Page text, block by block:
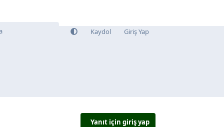
Kaydol Giriş Yap
Yanıt için giriş yap